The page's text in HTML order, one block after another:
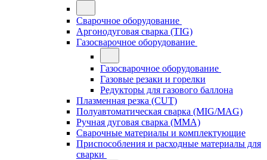
Сварочное оборудование
Аргонодуговая сварка (TIG)
Газосварочное оборудование
Газосварочное оборудование
Газовые резаки и горелки
Редукторы для газового баллона
Плазменная резка (CUT)
Полуавтоматическая сварка (MIG/MAG)
Ручная дуговая сварка (MMA)
Сварочные материалы и комплектующие
Приспособления и расходные материалы для
сварки